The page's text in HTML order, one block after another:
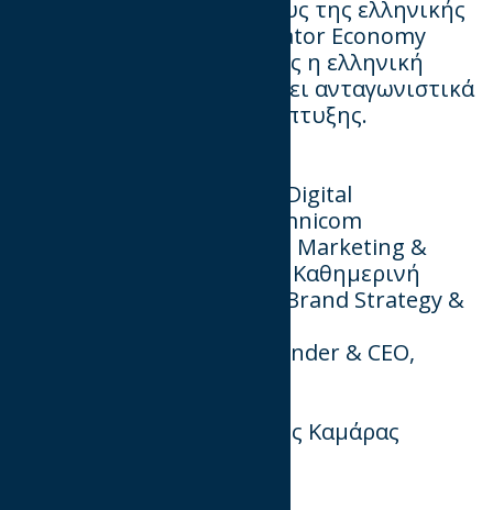
Συζήτηση με εκπροσώπους της ελληνικής
αγοράς για το πώς το Creator Economy
μετασχηματίζεται και πώς η ελληνική
αγορά μπορεί να αναπτύξει ανταγωνιστικά
και βιώσιμα μοντέλα ανάπτυξης.
• Γιάννης Αμαξόπουλος – Digital
Transformation Office, Omnicom
• Χριστιάνα Θωμαίδη – Sr. Marketing &
Communication Manager, Καθημερινή
• Αντώνης Πολυχρόνης – Brand Strategy &
• Κώστας Χαμαλίδης – Founder & CEO,
Κωνσταντίνος Καμάρας